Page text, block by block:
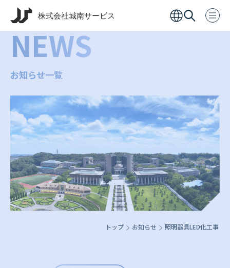
NEWS
お知らせ一覧
トップ お知らせ 照明器具LED化工事